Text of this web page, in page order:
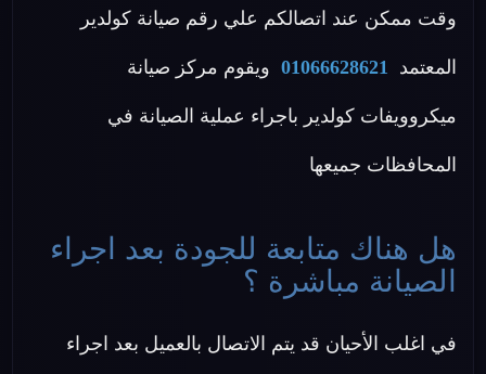
وقت ممكن عند اتصالكم علي رقم صيانة كولدير
المعتمد 01066628621 ويقوم مركز صيانة
ميكروويفات كولدير باجراء عملية الصيانة في
المحافظات جميعها
هل هناك متابعة للجودة بعد اجراء
الصيانة مباشرة ؟
في اغلب الأحيان قد يتم الاتصال بالعميل بعد اجراء